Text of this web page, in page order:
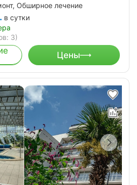
Обширное лечение
в сутки
3)
Цены